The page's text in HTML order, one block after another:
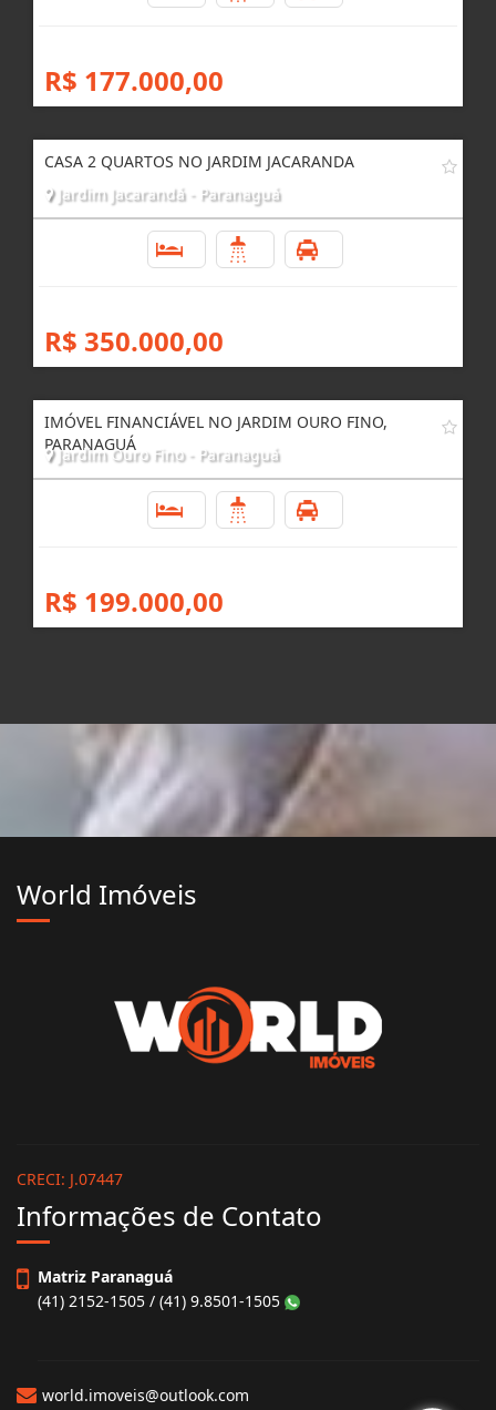
R$ 177.000,00
CASA 2 QUARTOS NO JARDIM JACARANDA
Jardim Jacarandá - Paranaguá
R$ 350.000,00
IMÓVEL FINANCIÁVEL NO JARDIM OURO FINO,
PARANAGUÁ
Jardim Ouro Fino - Paranaguá
R$ 199.000,00
World Imóveis
CRECI: J.07447
Informações de Contato
Matriz Paranaguá
(41) 2152-1505 / (41) 9.8501-1505
world.imoveis@outlook.com